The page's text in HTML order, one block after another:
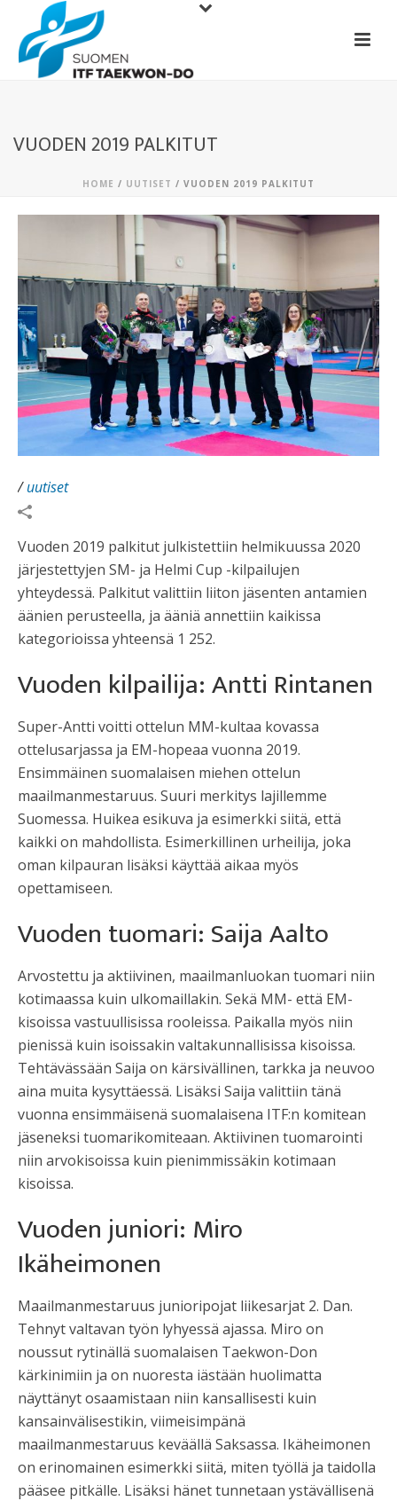
VUODEN 2019 PALKITUT
HOME / UUTISET / VUODEN 2019 PALKITUT
/uutiset
Vuoden 2019 palkitut julkistettiin helmikuussa 2020
järjestettyjen SM- ja Helmi Cup -kilpailujen
yhteydessä. Palkitut valittiin liiton jäsenten antamien
äänien perusteella, ja ääniä annettiin kaikissa
kategorioissa yhteensä 1 252.
Vuoden kilpailija: Antti Rintanen
Super-Antti voitti ottelun MM-kultaa kovassa
ottelusarjassa ja EM-hopeaa vuonna 2019.
Ensimmäinen suomalaisen miehen ottelun
maailmanmestaruus. Suuri merkitys lajillemme
Suomessa. Huikea esikuva ja esimerkki siitä, että
kaikki on mahdollista. Esimerkillinen urheilija, joka
oman kilpauran lisäksi käyttää aikaa myös
opettamiseen.
Vuoden tuomari: Saija Aalto
Arvostettu ja aktiivinen, maailmanluokan tuomari niin
kotimaassa kuin ulkomaillakin. Sekä MM- että EM-
kisoissa vastuullisissa rooleissa. Paikalla myös niin
pienissä kuin isoissakin valtakunnallisissa kisoissa.
Tehtävässään Saija on kärsivällinen, tarkka ja neuvoo
aina muita kysyttäessä. Lisäksi Saija valittiin tänä
vuonna ensimmäisenä suomalaisena ITF:n komitean
jäseneksi tuomarikomiteaan. Aktiivinen tuomarointi
niin arvokisoissa kuin pienimmissäkin kotimaan
kisoissa.
Vuoden juniori: Miro
Ikäheimonen
Maailmanmestaruus junioripojat liikesarjat 2. Dan.
Tehnyt valtavan työn lyhyessä ajassa. Miro on
noussut rytinällä suomalaisen Taekwon-Don
kärkinimiin ja on nuoresta iästään huolimatta
näyttänyt osaamistaan niin kansallisesti kuin
kansainvälisestikin, viimeisimpänä
maailmanmestaruus keväällä Saksassa. Ikäheimonen
on erinomainen esimerkki siitä, miten työllä ja taidolla
pääsee pitkälle. Lisäksi hänet tunnetaan ystävällisenä